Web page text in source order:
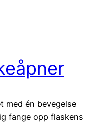
med én bevegelse
fange opp flaskens